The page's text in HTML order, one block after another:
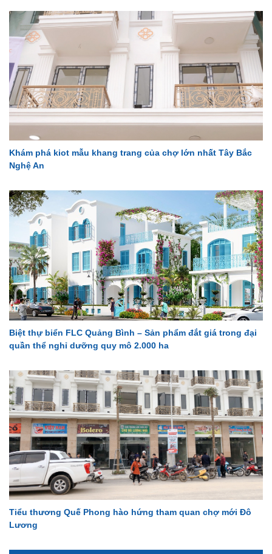
Khám phá kiot mẫu khang trang của chợ lớn nhất Tây Bắc
Nghệ An
Biệt thự biển FLC Quảng Bình – Sản phẩm đắt giá trong đại
quần thể nghỉ dưỡng quy mô 2.000 ha
Tiểu thương Quế Phong hào hứng tham quan chợ mới Đô
Lương